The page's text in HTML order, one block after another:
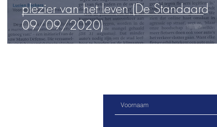
plezier van het leven (De Standaard
09/09/2020)